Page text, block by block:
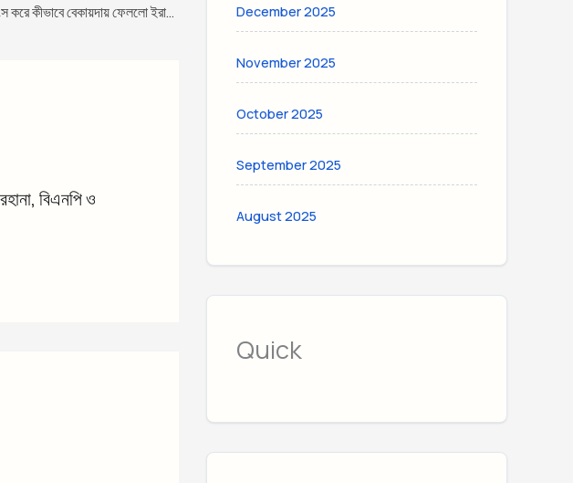
আমেরিকার ৩টি রাডার ধ্বংস করে কীভাবে বেকায়দায় ফেললো ইরান?
বিএনপি ও
December 2025
November 2025
October 2025
September 2025
August 2025
Quick